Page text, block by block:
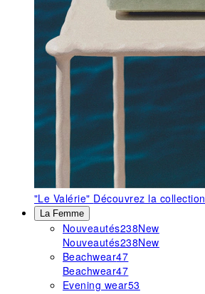
"Le Valérie" Découvrez la collection
La Femme
Nouveautés238New
Nouveautés238New
Beachwear47
Beachwear47
Evening wear53